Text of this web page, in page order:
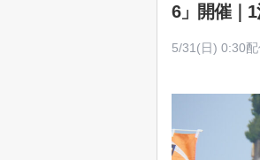
6」開催｜
5/31(日) 0:30